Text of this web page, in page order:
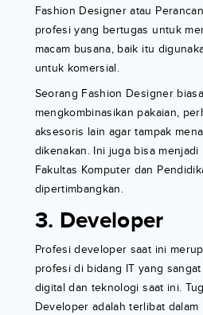
Fashion Designer atau
profesi yang bertugas untuk
macam busana, baik itu
untuk komersial.
Seorang Fashion Designer
mengkombinasikan pakaian,
aksesoris lain agar tampak
dikenakan. Ini juga bisa
Fakultas Komputer dan
dipertimbangkan.
3. Developer
Profesi developer saat ini
profesi di bidang IT yang
digital dan teknologi saat ini.
Developer adalah terlibat